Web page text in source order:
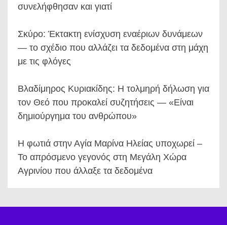
συνελήφθησαν και γιατί
Σκύρο: Έκτακτη ενίσχυση εναέριων δυνάμεων
— το σχέδιο που αλλάζει τα δεδομένα στη μάχη
με τις φλόγες
Βλαδίμηρος Κυριακίδης: Η τολμηρή δήλωση για
τον Θεό που προκαλεί συζητήσεις — «Είναι
δημιούργημα του ανθρώπου»
Η φωτιά στην Αγία Μαρίνα Ηλείας υποχωρεί –
Το απρόσμενο γεγονός στη Μεγάλη Χώρα
Αγρινίου που άλλαξε τα δεδομένα